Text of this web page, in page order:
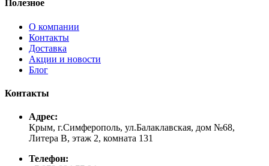
Полезное
О компании
Контакты
Доставка
Акции и новости
Блог
Контакты
Адрес:
Крым, г.Симферополь, ул.Балаклавская, дом №68,
Литера В, этаж 2, комната 131
Телефон: